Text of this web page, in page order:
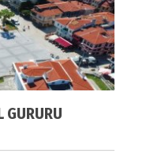
GURURU